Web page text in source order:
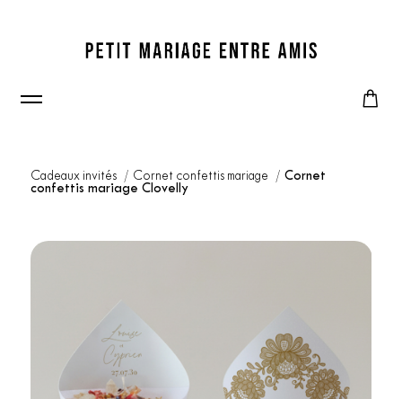
Cadeaux invités Cornet confettis mariage
Cornet
confettis mariage Clovelly